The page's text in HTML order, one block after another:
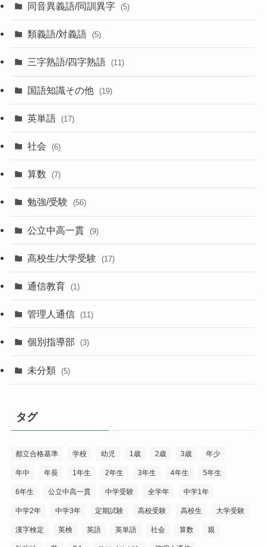
同音異義語/同訓異字 (5)
類義語/対義語 (5)
三字熟語/四字熟語 (11)
国語知識その他 (19)
英単語 (17)
社会 (6)
算数 (7)
勉強/受験 (56)
公立中高一貫 (9)
高校生/大学受験 (17)
通信教育 (1)
管理人通信 (11)
個別指導部 (3)
未分類 (5)
タグ
都立合格基準 学校 幼児 1歳 2歳 3歳 年少
年中 年長 1年生 2年生 3年生 4年生 5年生
6年生 公立中高一貫 中学受験 全学年 中学1年
中学2年 中学3年 定期試験 高校受験 高校生 大学受験
漢字検定 英検 英語 英単語 社会 算数 親